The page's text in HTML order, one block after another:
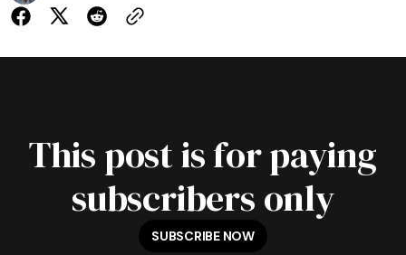
This post is for paying
subscribers only
SUBSCRIBE NOW